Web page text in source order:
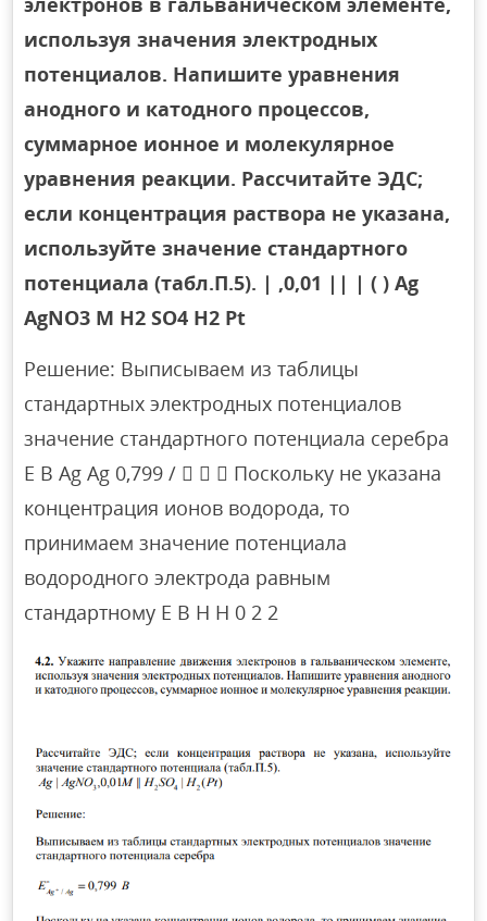
используя значения электродных
потенциалов. Напишите уравнения
анодного и катодного процессов,
суммарное ионное и молекулярное
уравнения реакции. Рассчитайте ЭДС;
если концентрация раствора не указана,
используйте значение стандартного
потенциала (табл.П.5). | ,0,01 || | ( ) Ag
AgNO3 М H2 SO4 H2 Pt
Решение: Выписываем из таблицы
стандартных электродных потенциалов
значение стандартного потенциала серебра
E B Ag Ag 0,799 /    Поскольку не указана
концентрация ионов водорода, то
принимаем значение потенциала
водородного электрода равным
стандартному E B H H 0 2 2